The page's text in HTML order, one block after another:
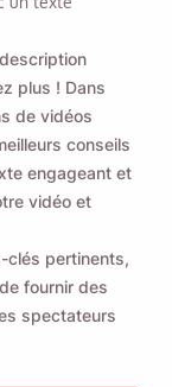
plus ! Dans
de vidéos
conseils
engageant et
vidéo et
clés pertinents,
fournir des
spectateurs